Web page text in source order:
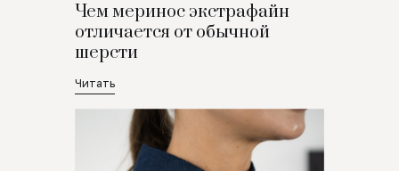
Чем меринос экстрафайн
отличается от обычной
шерсти
Читать